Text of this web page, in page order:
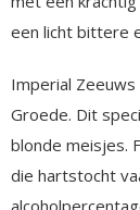
een licht bittere
Imperial
Groede. Dit
blonde meisjes.
die hartstocht